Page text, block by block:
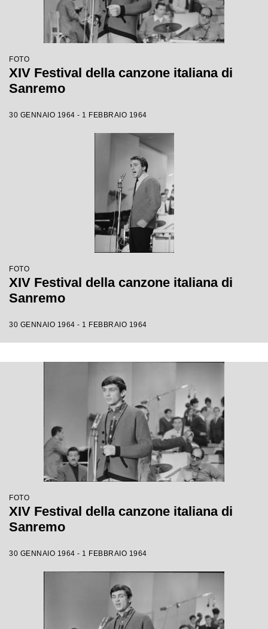
FOTO
XIV Festival della canzone italiana di
Sanremo
30 GENNAIO 1964 - 1 FEBBRAIO 1964
FOTO
XIV Festival della canzone italiana di
Sanremo
30 GENNAIO 1964 - 1 FEBBRAIO 1964
FOTO
XIV Festival della canzone italiana di
Sanremo
30 GENNAIO 1964 - 1 FEBBRAIO 1964